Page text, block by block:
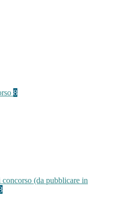
8
(da pubblicare in